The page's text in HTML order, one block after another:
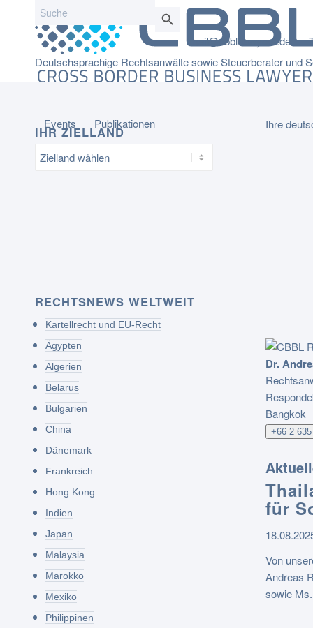
for:
mail@cbbl-lawyers.de
Events Publikationen
Deutschsprachige Rechtsanwälte sowie Steuerberater und
IHR ZIELLAND
RECHTSNEWS WELTWEIT
Kartellrecht und EU-Recht
Ägypten
Algerien
Belarus
Bulgarien
China
Dänemark
Frankreich
Hong Kong
Indien
Japan
Malaysia
Marokko
Mexiko
Philippinen
Ihre
Dr.
Bangkok
+66 2
für
Von
Andreas
sowie